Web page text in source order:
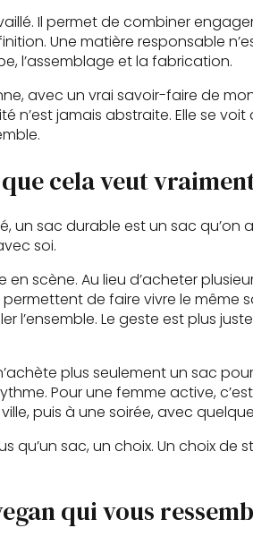
Il permet de combiner
Une matière responsable
l’assemblage et la fabrication.
avec un vrai savoir-faire de
n’est jamais abstraite. Elle se
cela veut
un sac durable est un sac qu’on
soi.
scène. Au lieu d’acheter
de faire vivre le même
l’ensemble. Le geste est plus
plus seulement un sac
Pour une femme active,
puis à une soirée, avec
sac, un choix. Un choix de
qui vous